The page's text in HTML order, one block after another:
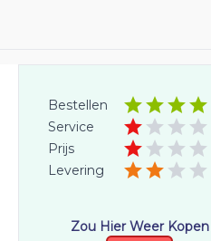
Bestellen
Service
Prijs
Levering
Zou Hier Weer Kopen